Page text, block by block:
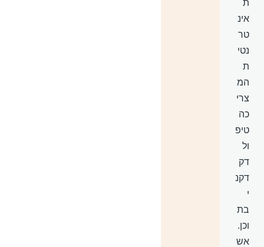
ת
אינ
טר
נטי
ת
המ
צרי
כה
טיפ
ול
דק
דקנ
בת
וכן.
אש